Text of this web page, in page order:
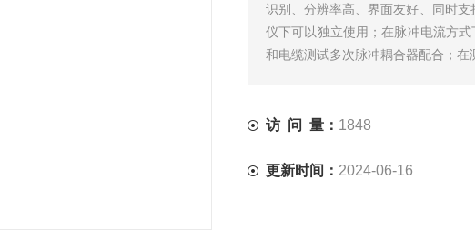
识别、分辨率高、界面友好、同时
仪下可以独立使用；在脉冲电流方
和电缆测试多次脉冲耦合器配合；在
访 问 量： 1848
更新时间： 2024-06-16